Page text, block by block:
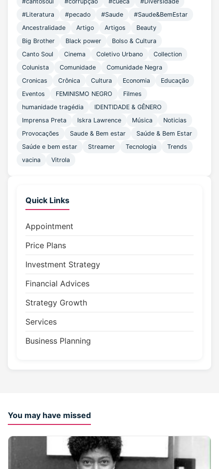
#Literatura
#pecado #Saude
#Saude&BemEstar
Ancestralidade
Artigo Artigos
Beauty
Big Brother
Black power
Bolso & Cultura
Canto Soul
Cinema Coletivo Urbano
Collection
Colunista
Comunidade
Comunidade Negra
Cronicas
Crônica Cultura Economia
Educação
Eventos
FEMINISMO NEGRO
Filmes
humanidade tragédia
IDENTIDADE & GÊNERO
Imprensa Preta
Iskra Lawrence Música
Noticias
Provocações
Saude & Bem estar
Saúde & Bem Estar
Saúde e bem estar
Streamer Tecnologia
Trends
vacina
Vitrola
Quick Links
Appointment
Price Plans
Investment Strategy
Financial Advices
Strategy Growth
Services
Business Planning
You may have missed